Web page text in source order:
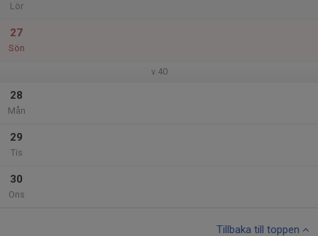
Lör
27
Sön
v.40
28
Mån
29
Tis
30
Ons
Tillbaka till toppen